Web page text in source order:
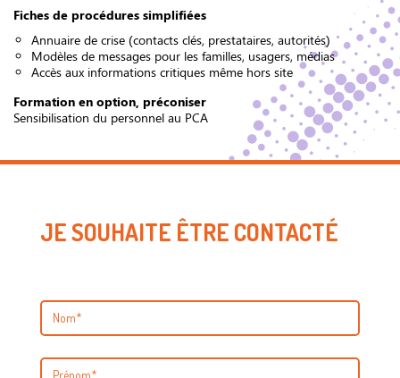
Fiches de procédures simplifiées
Annuaire de crise (contacts clés, prestataires, autorités)
Modèles de messages pour les familles, usagers, médias
Accès aux informations critiques même hors site
Formation en option, préconiser
Sensibilisation du personnel au PCA
JE SOUHAITE ÊTRE CONTACTÉ